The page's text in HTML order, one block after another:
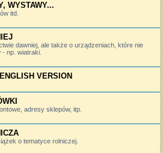
WYSTAWY...
itd.
dawniej, ale także o urządzeniach, które nie
- np. wiatraki.
VERSION
adresy sklepów, itp.
o tematyce rolniczej.